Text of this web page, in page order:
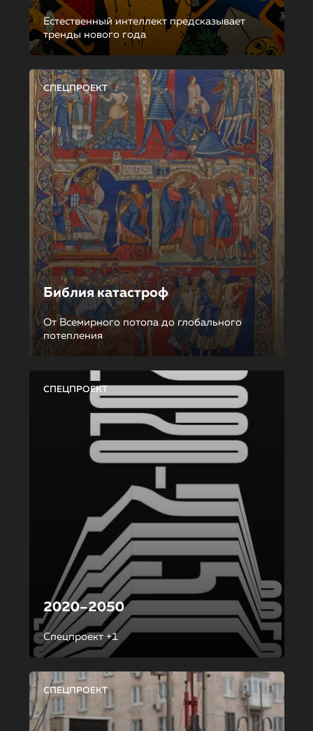
Естественный интеллект предсказывает
тренды нового года
СПЕЦПРОЕКТ
Библия катастроф
От Всемирного потопа до глобального
потепления
СПЕЦПРОЕКТ
2020–2050
Спецпроект +1
СПЕЦПРОЕКТ